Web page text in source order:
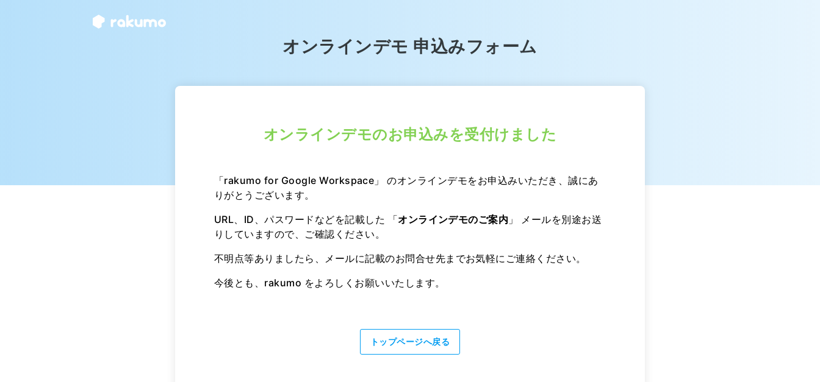
オンラインデモ 申込みフォーム
オンラインデモのお申込みを受付けました
「rakumo for Google Workspace」 のオンラインデモをお申込みいただき、誠にあ
りがとうございます。
URL、ID、パスワードなどを記載した 「オンラインデモのご案内 」 メールを別途お送
りしていますので、ご確認ください。
不明点等ありましたら、メールに記載のお問合せ先までお気軽にご連絡ください。
今後とも、rakumo をよろしくお願いいたします。
トップページへ戻る